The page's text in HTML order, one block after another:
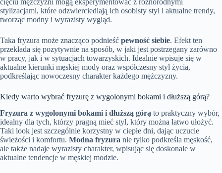
cięciu mężczyźni mogą eksperymentować z różnorodnymi
stylizacjami, które odzwierciedlają ich osobisty styl i aktualne trendy,
tworząc modny i wyrazisty wygląd.
Taka fryzura może znacząco podnieść pewność siebie. Efekt ten
przekłada się pozytywnie na sposób, w jaki jest postrzegany zarówno
w pracy, jak i w sytuacjach towarzyskich. Idealnie wpisuje się w
aktualne kierunki męskiej mody oraz współczesny styl życia,
podkreślając nowoczesny charakter każdego mężczyzny.
Kiedy warto wybrać fryzurę z wygolonymi bokami i dłuższą górą?
Fryzura z wygolonymi bokami i dłuższą górą to praktyczny wybór,
idealny dla tych, którzy pragną mieć styl, który można łatwo ułożyć.
Taki look jest szczególnie korzystny w ciepłe dni, dając uczucie
świeżości i komfortu. Modna fryzura nie tylko podkreśla męskość,
ale także nadaje wyrazisty charakter, wpisując się doskonale w
aktualne tendencje w męskiej modzie.